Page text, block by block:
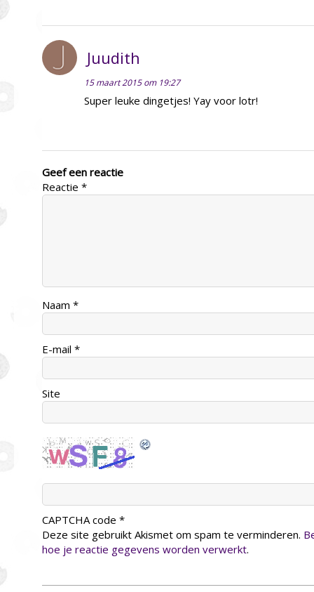
Juudith
15 maart 2015 om 19:27
Super leuke dingetjes! Yay voor lotr!
Geef een reactie
Reactie *
Naam *
E-mail *
Site
CAPTCHA code *
Deze site gebruikt Akismet om spam te verminderen.
hoe je reactie gegevens worden verwerkt.